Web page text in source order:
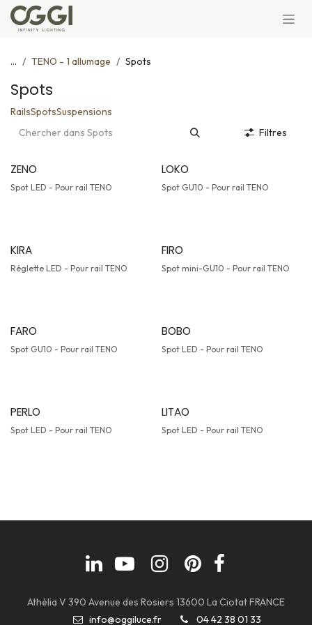
Se rendre au contenu
... TENO - 1 allumage Spots
Spots
RailsSpotsSuspensions
Filtres
ZENO
Spot LED - Pour rail TENO
LOKO
Spot GU10 - Pour rail TENO
KIRA
Réglette LED - Pour rail TENO
FIRO
Spot mini-GU10 - Pour rail TENO
FARO
Spot GU10 - Pour rail TENO
BOBO
Spot LED - Pour rail TENO
PERLO
Spot LED - Pour rail TENO
LITAO
Spot LED - Pour rail TENO
Athélia V 390 Avenue des Rosiers 13600 La Ciotat FRANCE
info@oggiluce.fr
04 42 38 01 33